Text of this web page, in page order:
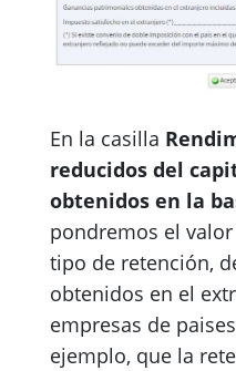
En la casilla
reducidos del
obtenidos en la
pondremos el
tipo de retención,
obtenidos en el
empresas de
ejemplo, que la